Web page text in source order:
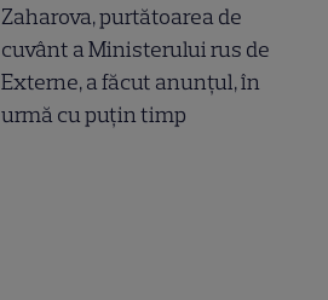
Zaharova, purtătoarea de
cuvânt a Ministerului rus de
Externe, a făcut anunțul, în
urmă cu puțin timp